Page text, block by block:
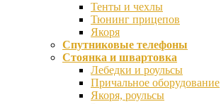
Тенты и чехлы
Тюнинг прицепов
Якоря
Спутниковые телефоны
Стоянка и швартовка
Лебедки и роульсы
Причальное оборудование
Якоря, роульсы